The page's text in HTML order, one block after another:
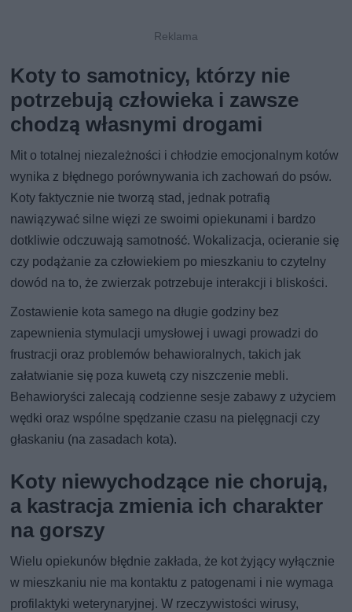
Koty to samotnicy, którzy nie
potrzebują człowieka i zawsze
chodzą własnymi drogami
Mit o totalnej niezależności i chłodzie emocjonalnym kotów
wynika z błędnego porównywania ich zachowań do psów.
Koty faktycznie nie tworzą stad, jednak potrafią
nawiązywać silne więzi ze swoimi opiekunami i bardzo
dotkliwie odczuwają samotność. Wokalizacja, ocieranie się
czy podążanie za człowiekiem po mieszkaniu to czytelny
dowód na to, że zwierzak potrzebuje interakcji i bliskości.
Zostawienie kota samego na długie godziny bez
zapewnienia stymulacji umysłowej i uwagi prowadzi do
frustracji oraz problemów behawioralnych, takich jak
załatwianie się poza kuwetą czy niszczenie mebli.
Behawioryści zalecają codzienne sesje zabawy z użyciem
wędki oraz wspólne spędzanie czasu na pielęgnacji czy
głaskaniu (na zasadach kota).
Koty niewychodzące nie chorują,
a kastracja zmienia ich charakter
na gorszy
Wielu opiekunów błędnie zakłada, że kot żyjący wyłącznie
w mieszkaniu nie ma kontaktu z patogenami i nie wymaga
profilaktyki weterynaryjnej. W rzeczywistości wirusy,